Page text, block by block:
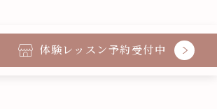
体験レッスン予約受付中